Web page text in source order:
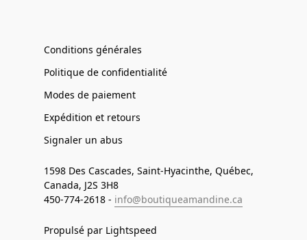
Conditions générales
Politique de confidentialité
Modes de paiement
Expédition et retours
Signaler un abus
1598 Des Cascades, Saint-Hyacinthe, Québec,
Canada, J2S 3H8
450-774-2618 - info@boutiqueamandine.ca
Propulsé par Lightspeed